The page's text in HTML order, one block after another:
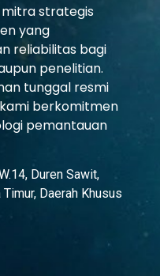
strategis
yang
reliabilitas bagi
penelitian.
tunggal resmi
kami berkomitmen
pemantauan
Duren Sawit,
Daerah Khusus